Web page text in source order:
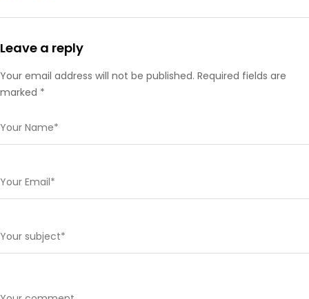
Leave a reply
Your email address will not be published. Required fields are
marked *